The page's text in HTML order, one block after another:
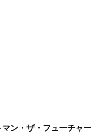
ン・ザ・フューチャー